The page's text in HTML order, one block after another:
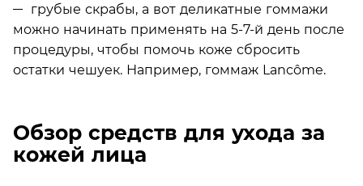
грубые скрабы, а вот деликатные гоммажи
можно начинать применять на 5-7-й день после
процедуры, чтобы помочь коже сбросить
остатки чешуек. Например, гоммаж Lancôme.
Обзор средств для ухода за
кожей лица